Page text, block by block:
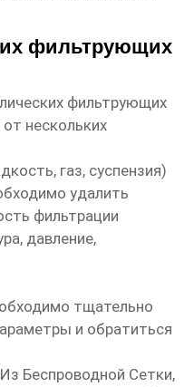
фильтрующих
фильтрующих
от нескольких
газ, суспензия)
удалить
фильтрации
давление,
тщательно
и обратиться
Беспроводной Сетки,